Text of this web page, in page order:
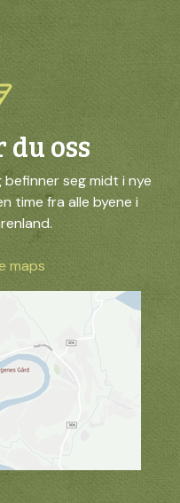
oss
seg midt i nye
time fra alle byene i
maps